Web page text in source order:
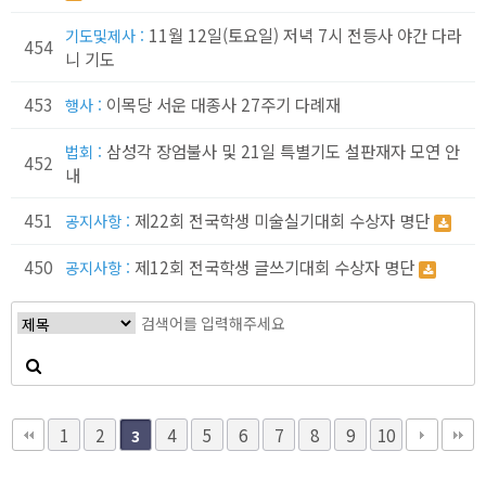
454 기도및제사 : 11월 12일(토요일) 저녁 7시 전등사 야간 다라
니 기도
453
행사 : 이목당 서운 대종사 27주기 다례재
452 법회 : 삼성각 장엄불사 및 21일 특별기도 설판재자 모연 안
내
451
공지사항 : 제22회 전국학생 미술실기대회 수상자 명단
450
공지사항 : 제12회 전국학생 글쓰기대회 수상자 명단
1 2 3 4 5 6 7 8 9 10